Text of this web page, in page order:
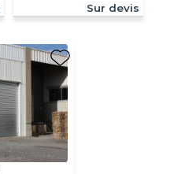
Sur devis